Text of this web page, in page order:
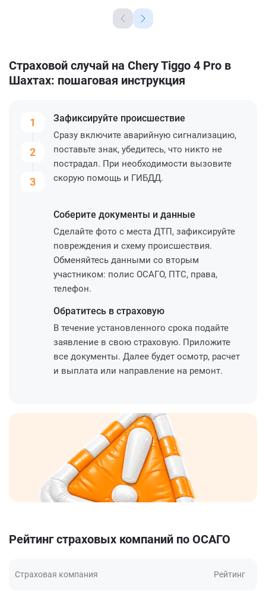
Страховой случай на Chery Tiggo 4 Pro в
Шахтах: пошаговая инструкция
1
2
3
Зафиксируйте происшествие
Сразу включите аварийную сигнализацию,
поставьте знак, убедитесь, что никто не
пострадал. При необходимости вызовите
скорую помощь и ГИБДД.
Соберите документы и данные
Сделайте фото с места ДТП, зафиксируйте
повреждения и схему происшествия.
Обменяйтесь данными со вторым
участником: полис ОСАГО, ПТС, права,
телефон.
Обратитесь в страховую
В течение установленного срока подайте
заявление в свою страховую. Приложите
все документы. Далее будет осмотр, расчет
и выплата или направление на ремонт.
Рейтинг страховых компаний по ОСАГО
Страховая компания Рейтинг